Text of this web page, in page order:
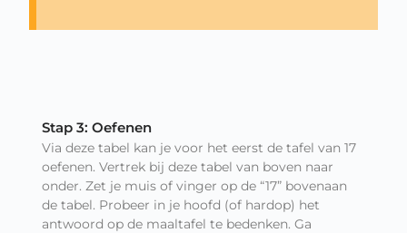
Stap 3: Oefenen
Via deze tabel kan je voor het eerst de tafel van 17
oefenen. Vertrek bij deze tabel van boven naar
onder. Zet je muis of vinger op de “17” bovenaan
de tabel. Probeer in je hoofd (of hardop) het
antwoord op de maaltafel te bedenken. Ga